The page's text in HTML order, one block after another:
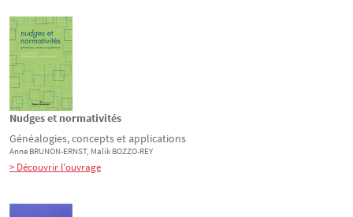
Nudges et normativités
Généalogies, concepts et applications
Anne BRUNON-ERNST, Malik BOZZO-REY
> Découvrir l’ouvrage